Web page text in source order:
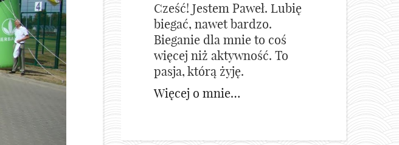
Cześć! Jestem Paweł. Lubię
biegać, nawet bardzo.
Bieganie dla mnie to coś
więcej niż aktywność. To
pasja, którą żyję.
Więcej o mnie…